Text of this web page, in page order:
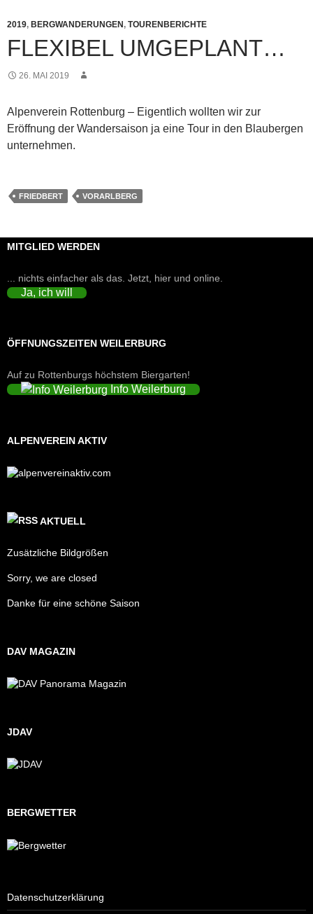
2019, BERGWANDERUNGEN, TOURENBERICHTE
FLEXIBEL UMGEPLANT…
26. MAI 2019
Alpenverein Rottenburg – Eigentlich wollten wir zur
Eröffnung der Wandersaison ja eine Tour in den Blaubergen
unternehmen.
FRIEDBERT VORARLBERG
MITGLIED WERDEN
... nichts einfacher als das. Jetzt, hier und online.
Ja, ich will
ÖFFNUNGSZEITEN WEILERBURG
Auf zu Rottenburgs höchstem Biergarten!
Info Weilerburg
ALPENVEREIN AKTIV
AKTUELL
Zusätzliche Bildgrößen
Sorry, we are closed
Danke für eine schöne Saison
DAV MAGAZIN
JDAV
BERGWETTER
Datenschutzerklärung